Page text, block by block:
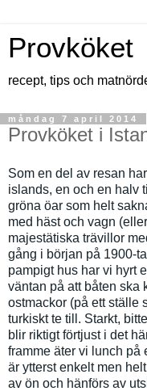
Provköket
recept, tips och
måndag 7 april 2014
Provköket i
Som en del av resan
islands, en och en halv
gröna öar som helt
med häst och vagn
majestätiska trävillor
gång i början på 1900-
pampigt hus har vi hyrt
väntan på att båten ska
ostmackor (på ett ställe
turkiskt te till. Starkt,
blir riktigt förtjust i det
framme äter vi lunch
är ytterst enkelt men
av ön och hänförs av